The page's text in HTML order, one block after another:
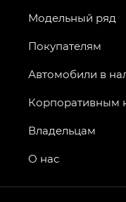
Модельный ряд
Покупателям
Автомобили в
Корпоративным
Владельцам
О нас